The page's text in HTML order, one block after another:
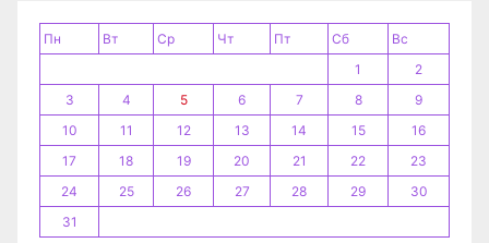
и
с
м
Пн Вт Ср Чт Пт Сб
Вс
1
2
3
4 5 6 7 8
9
10
11 12 13 14 15
16
17
18 19 20 21 22
23
24
25 26 27 28 29
30
31